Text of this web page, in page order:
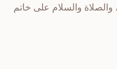
والصلاة والسلام على خاتم